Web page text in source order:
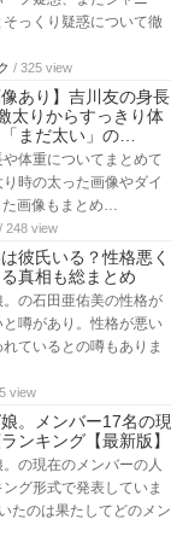
そっくり疑惑について徹
/ 325 view
像あり】吉川友の身長
太りからすっきり体
まだ太い」の…
体重についてまとめて
時の太った画像やダイ
た画像もまとめ…
/ 248 view
彼氏いる？性格悪く
真相も総まとめ
。の石田亜佑美の性格が
と噂があり。性格が悪い
ているとの噂もありま
view
。メンバー17名の現
ンキング【最新版】
の現在のメンバーの人
グ形式で発表していま
たのは果たしてどのメン